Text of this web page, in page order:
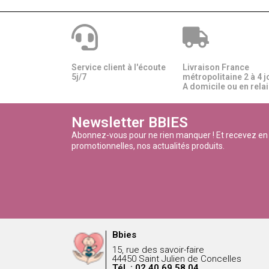
Service client à l'écoute
5j/7
Livraison France
métropolitaine 2 à 4
A domicile ou en
Newsletter BBIES
Abonnez-vous pour ne rien manquer ! Et recevez
promotionnelles, nos actualités produits.
Bbies
15, rue des savoir-faire
44450 Saint Julien de Concelles